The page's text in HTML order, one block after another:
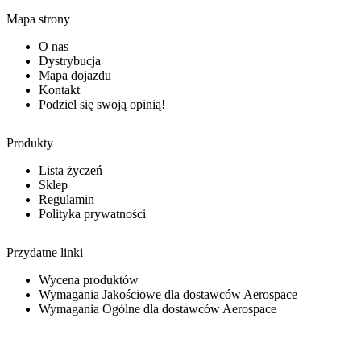
Mapa strony
O nas
Dystrybucja
Mapa dojazdu
Kontakt
Podziel się swoją opinią!
Produkty
Lista życzeń
Sklep
Regulamin
Polityka prywatności
Przydatne linki
Wycena produktów
Wymagania Jakościowe dla dostawców Aerospace
Wymagania Ogólne dla dostawców Aerospace